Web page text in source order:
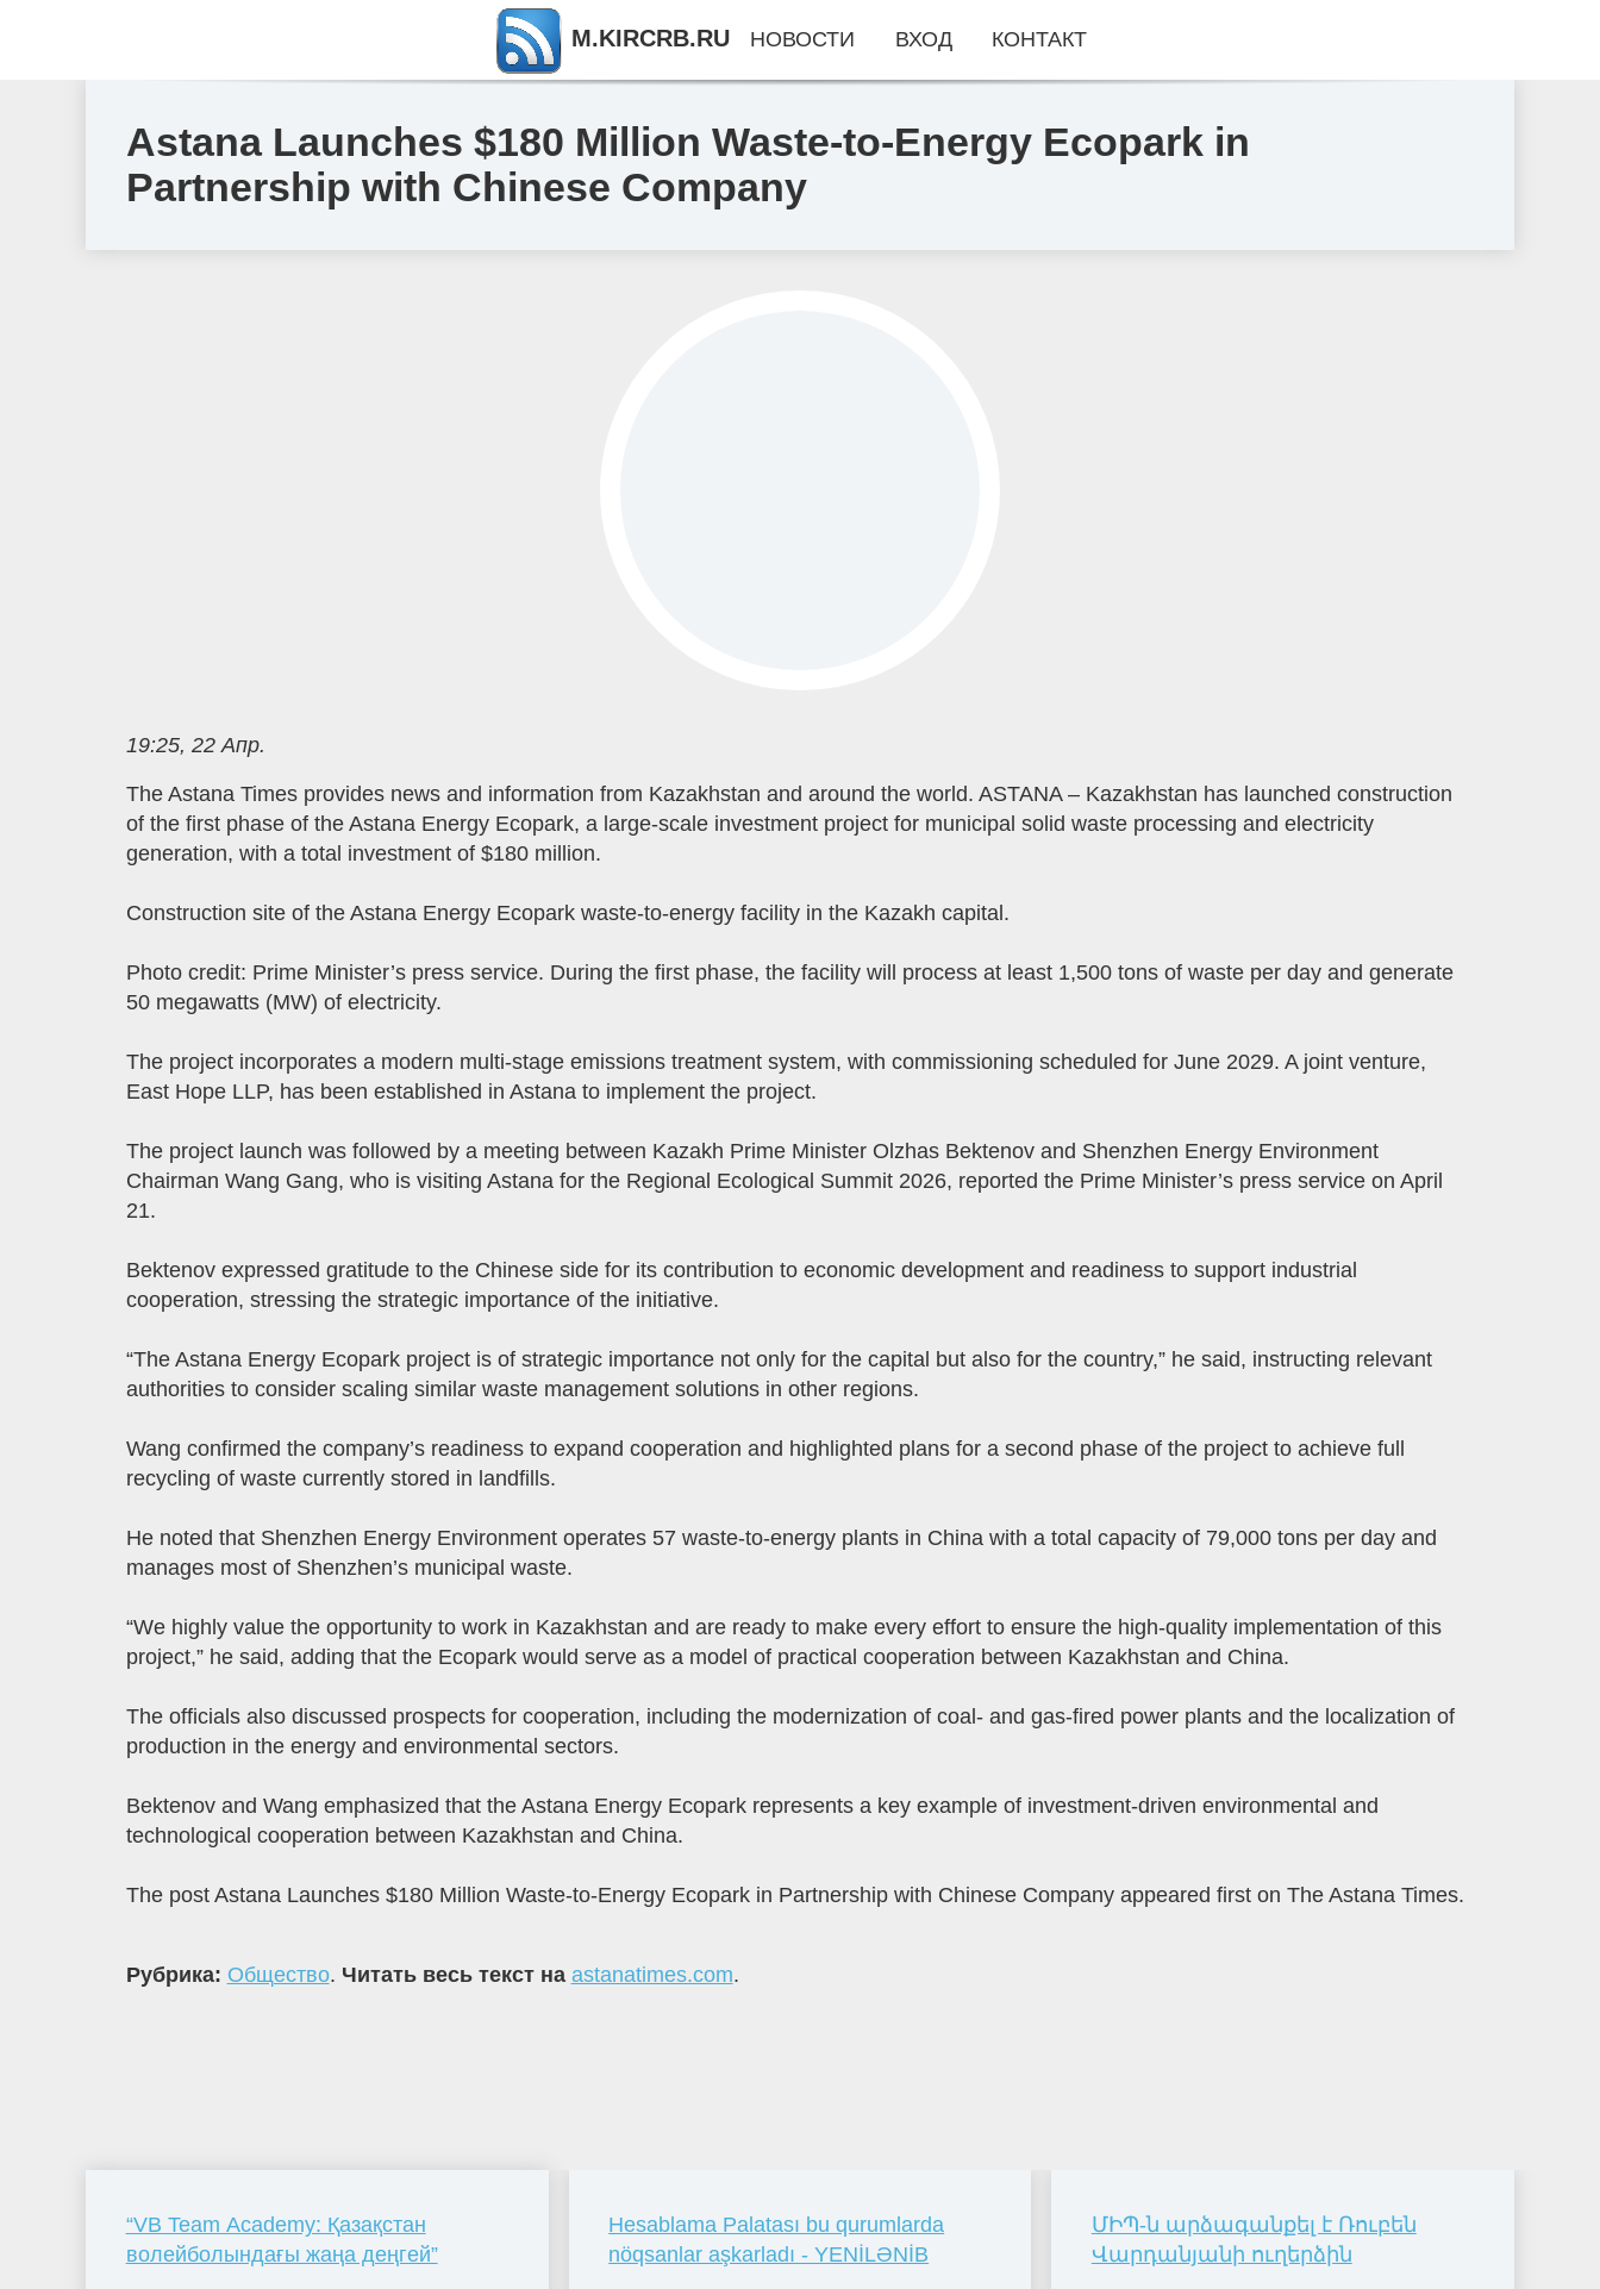
Astana Launches $180 Million Waste-to-Energy Ecopark in
Partnership with Chinese Company
19:25, 22 Апр.
The Astana Times provides news and information from Kazakhstan and around the world. ASTANA – Kazakhstan has launched construction
of the first phase of the Astana Energy Ecopark, a large-scale investment project for municipal solid waste processing and electricity
generation, with a total investment of $180 million.
Construction site of the Astana Energy Ecopark waste-to-energy facility in the Kazakh capital.
Photo credit: Prime Minister’s press service. During the first phase, the facility will process at least 1,500 tons of waste per day and generate
50 megawatts (MW) of electricity.
The project incorporates a modern multi-stage emissions treatment system, with commissioning scheduled for June 2029. A joint venture,
East Hope LLP, has been established in Astana to implement the project.
The project launch was followed by a meeting between Kazakh Prime Minister Olzhas Bektenov and Shenzhen Energy Environment
Chairman Wang Gang, who is visiting Astana for the Regional Ecological Summit 2026, reported the Prime Minister’s press service on April
21.
Bektenov expressed gratitude to the Chinese side for its contribution to economic development and readiness to support industrial
cooperation, stressing the strategic importance of the initiative.
“The Astana Energy Ecopark project is of strategic importance not only for the capital but also for the country,” he said, instructing relevant
authorities to consider scaling similar waste management solutions in other regions.
Wang confirmed the company’s readiness to expand cooperation and highlighted plans for a second phase of the project to achieve full
recycling of waste currently stored in landfills.
He noted that Shenzhen Energy Environment operates 57 waste-to-energy plants in China with a total capacity of 79,000 tons per day and
manages most of Shenzhen’s municipal waste.
“We highly value the opportunity to work in Kazakhstan and are ready to make every effort to ensure the high-quality implementation of this
project,” he said, adding that the Ecopark would serve as a model of practical cooperation between Kazakhstan and China.
The officials also discussed prospects for cooperation, including the modernization of coal- and gas-fired power plants and the localization of
production in the energy and environmental sectors.
Bektenov and Wang emphasized that the Astana Energy Ecopark represents a key example of investment-driven environmental and
technological cooperation between Kazakhstan and China.
The post Astana Launches $180 Million Waste-to-Energy Ecopark in Partnership with Chinese Company appeared first on The Astana Times.
Рубрика: Общество. Читать весь текст на astanatimes.com.
“VB Team Academy: Қазақстан
волейболындағы жаңа деңгей”
Hesablama Palatası bu qurumlarda
nöqsanlar aşkarladı - YENİLƏNİB
ՄԻՊ-ն արձագանքել է Ռուբեն
Վարդանյանի ուղերձին
M.KIRCRB.RU НОВОСТИ ВХОД КОНТАКТ